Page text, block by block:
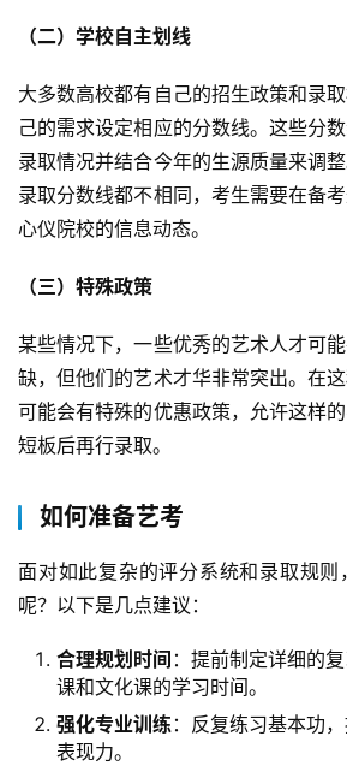
（二）学校自主划线
大多数高校都有自己的招生政策和录
己的需求设定相应的分数线。这些分
录取情况并结合今年的生源质量来调
录取分数线都不相同，考生需要在备
心仪院校的信息动态。
（三）特殊政策
某些情况下，一些优秀的艺术人才可
缺，但他们的艺术才华非常突出。在
可能会有特殊的优惠政策，允许这样
短板后再行录取。
如何准备艺考
面对如此复杂的评分系统和录取规
呢？以下是几点建议：
合理规划时间 ：提前制定详细的
课和文化课的学习时间。
强化专业训练：反复练习基本功
表现力。